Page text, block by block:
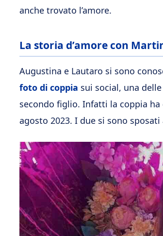
anche trovato l’amore.
La storia d’amore con
Augustina e Lautaro si sono
foto di coppia sui social, una
secondo figlio. Infatti la coppia
agosto 2023. I due si sono sposati